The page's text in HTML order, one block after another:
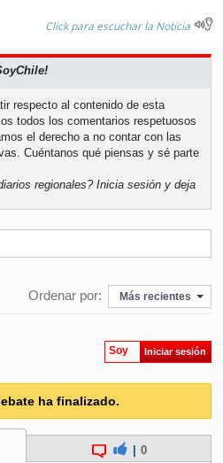
Click para escuchar la Noticia
respecto al contenido de esta
todos los comentarios respetuosos
el derecho a no contar con las
Cuéntanos qué piensas y sé parte
regionales?Inicia sesión y deja
Ordenar por: Más recientes
Soy Iniciar sesión
ha finalizado.
0